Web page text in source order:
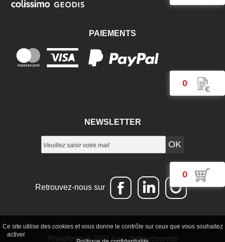
0
0
PAIEMENTS
NEWSLETTER
Retrouvez-nous sur
Rhinoferos© 2022 Tous droits réservés
Ce site utilise des cookies et vous donne le contrôle sur ceux que vous souhaitez
activer
Tout accepter Continuer sans accepter Paramétrer mes choix